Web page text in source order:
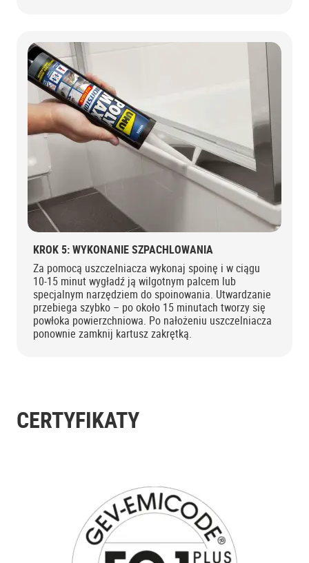
KROK 5: WYKONANIE SZPACHLOWANIA
Za pomocą uszczelniacza wykonaj spoinę i w ciągu
10-15 minut wygładź ją wilgotnym palcem lub
specjalnym narzędziem do spoinowania. Utwardzanie
przebiega szybko – po około 15 minutach tworzy się
powłoka powierzchniowa. Po nałożeniu uszczelniacza
ponownie zamknij kartusz zakrętką.
CERTYFIKATY